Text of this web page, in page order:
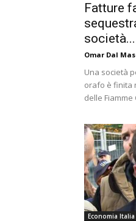
Fatture
società...
Omar Dal
Una società
orafo è finita
delle
Economia Italia